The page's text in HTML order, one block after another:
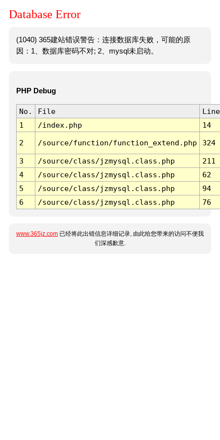
Database Error
(1040) 365建站错误警告：连接数据库失败，可能的原
因：1、数据库密码不对; 2、mysql未启动。
PHP Debug
No. File
Line
1
/index.php 14
2 /source/function/function_extend.php 324
3 /source/class/jzmysql.class.php
211
4
/source/class/jzmysql.class.php
62
5
/source/class/jzmysql.class.php
94
6
/source/class/jzmysql.class.php 76
www.365jz.com 已经将此出错信息详细记录, 由此给您带来的访问不便我
们深感歉意.